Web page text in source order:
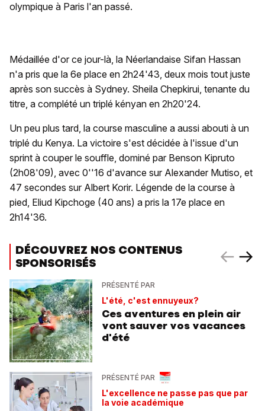
olympique à Paris l'an passé.
Médaillée d'or ce jour-là, la Néerlandaise Sifan Hassan
n'a pris que la 6e place en 2h24'43, deux mois tout juste
après son succès à Sydney. Sheila Chepkirui, tenante du
titre, a complété un triplé kényan en 2h20'24.
Un peu plus tard, la course masculine a aussi abouti à un
triplé du Kenya. La victoire s'est décidée à l'issue d'un
sprint à couper le souffle, dominé par Benson Kipruto
(2h08'09), avec 0''16 d'avance sur Alexander Mutiso, et
47 secondes sur Albert Korir. Légende de la course à
pied, Eliud Kipchoge (40 ans) a pris la 17e place en
2h14'36.
DÉCOUVREZ NOS CONTENUS
SPONSORISÉS
PRÉSENTÉ PAR
L'été, c'est ennuyeux?
Ces aventures en plein air
vont sauver vos vacances
d'été
PRÉSENTÉ PAR
L'excellence ne passe pas que par
la voie académique